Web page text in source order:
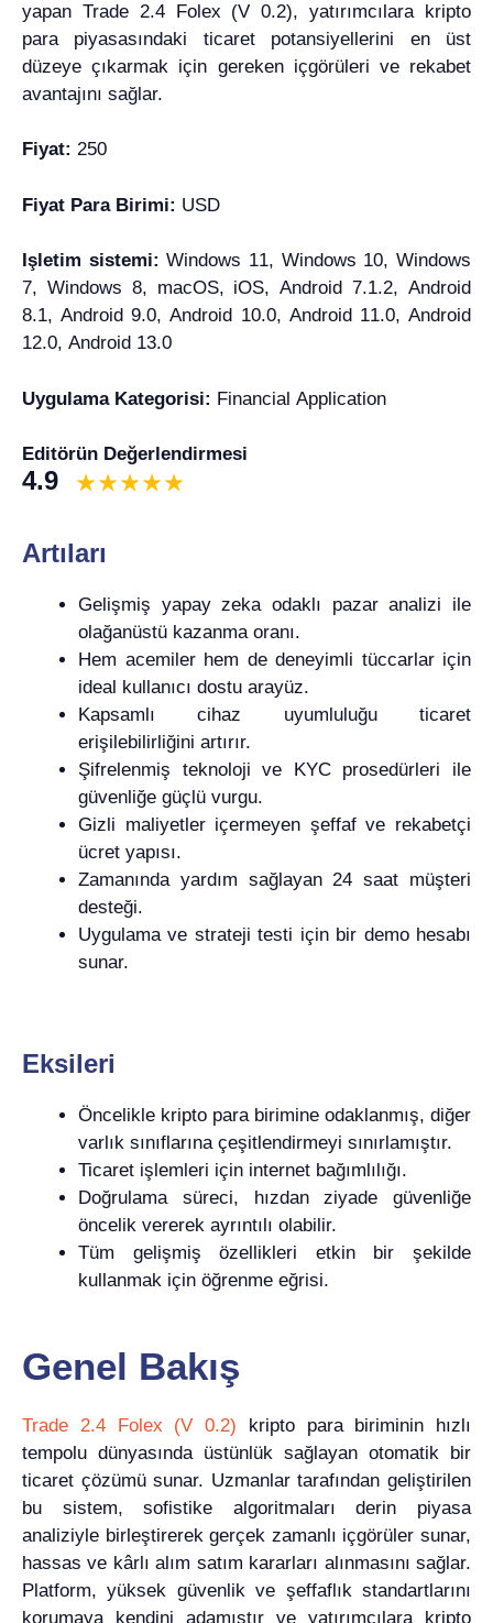
yapan Trade 2.4 Folex (V 0.2), yatırımcılara kripto
para piyasasındaki ticaret potansiyellerini en üst
düzeye çıkarmak için gereken içgörüleri ve rekabet
avantajını sağlar.
Fiyat: 250
Fiyat Para Birimi: USD
Işletim sistemi: Windows 11, Windows 10, Windows
7, Windows 8, macOS, iOS, Android 7.1.2, Android
8.1, Android 9.0, Android 10.0, Android 11.0, Android
12.0, Android 13.0
Uygulama Kategorisi: Financial Application
Editörün Değerlendirmesi
4.9
Artıları
Gelişmiş yapay zeka odaklı pazar analizi ile
olağanüstü kazanma oranı.
Hem acemiler hem de deneyimli tüccarlar için
ideal kullanıcı dostu arayüz.
Kapsamlı cihaz uyumluluğu ticaret
erişilebilirliğini artırır.
Şifrelenmiş teknoloji ve KYC prosedürleri ile
güvenliğe güçlü vurgu.
Gizli maliyetler içermeyen şeffaf ve rekabetçi
ücret yapısı.
Zamanında yardım sağlayan 24 saat müşteri
desteği.
Uygulama ve strateji testi için bir demo hesabı
sunar.
Eksileri
Öncelikle kripto para birimine odaklanmış, diğer
varlık sınıflarına çeşitlendirmeyi sınırlamıştır.
Ticaret işlemleri için internet bağımlılığı.
Doğrulama süreci, hızdan ziyade güvenliğe
öncelik vererek ayrıntılı olabilir.
Tüm gelişmiş özellikleri etkin bir şekilde
kullanmak için öğrenme eğrisi.
Genel Bakış
Trade 2.4 Folex (V 0.2) kripto para biriminin hızlı
tempolu dünyasında üstünlük sağlayan otomatik bir
ticaret çözümü sunar. Uzmanlar tarafından geliştirilen
bu sistem, sofistike algoritmaları derin piyasa
analiziyle birleştirerek gerçek zamanlı içgörüler sunar,
hassas ve kârlı alım satım kararları alınmasını sağlar.
Platform, yüksek güvenlik ve şeffaflık standartlarını
korumaya kendini adamıştır ve yatırımcılara kripto